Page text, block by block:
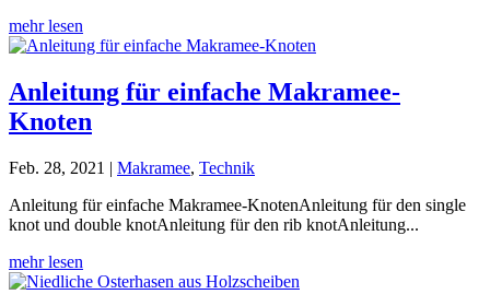
mehr lesen
Anleitung für einfache Makramee-
Knoten
Feb. 28, 2021 | Makramee, Technik
Anleitung für einfache Makramee-KnotenAnleitung für den single
knot und double knotAnleitung für den rib knotAnleitung...
mehr lesen